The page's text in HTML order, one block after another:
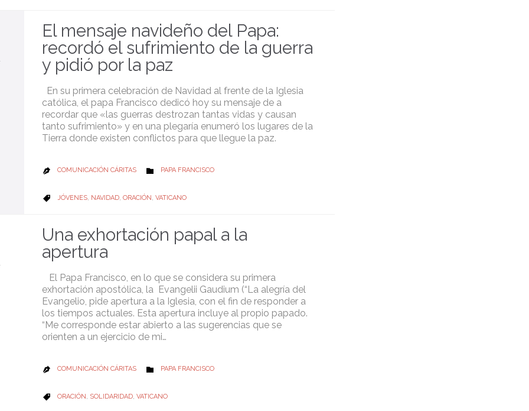
El mensaje navideño del Papa:
recordó el sufrimiento de la guerra
y pidió por la paz
En su primera celebración de Navidad al frente de la Iglesia
católica, el papa Francisco dedicó hoy su mensaje de a
recordar que «las guerras destrozan tantas vidas y causan
tanto sufrimiento» y en una plegaría enumeró los lugares de la
Tierra donde existen conflictos para que llegue la paz.
 COMUNICACIÓN CÁRITAS  CATEGORY
PAPA FRANCISCO
 CATEGORY
JÓVENES, NAVIDAD, ORACIÓN , VATICANO
Una exhortación papal a la
apertura
El Papa Francisco, en lo que se considera su primera
exhortación apostólica, la Evangelii Gaudium (“La alegría del
Evangelio, pide apertura a la Iglesia, con el fin de responder a
los tiempos actuales. Esta apertura incluye al propio papado.
“Me corresponde estar abierto a las sugerencias que se
orienten a un ejercicio de mi…
 COMUNICACIÓN CÁRITAS  CATEGORY
PAPA FRANCISCO
 CATEGORY
ORACIÓN , SOLIDARIDAD, VATICANO